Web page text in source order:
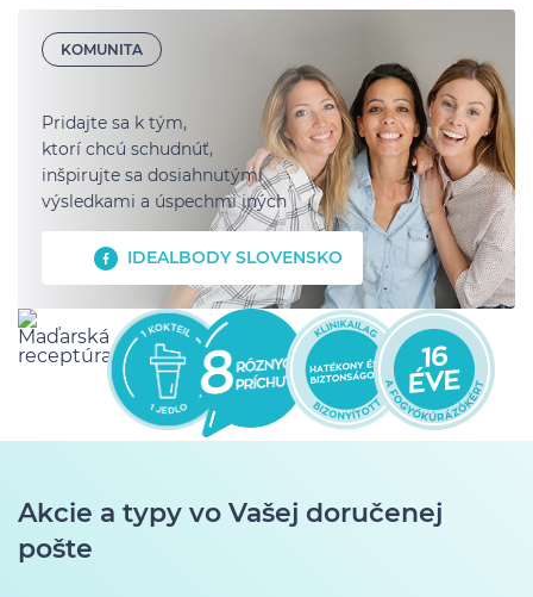
KOMUNITA
Pridajte sa k tým,
ktorí chcú schudnúť,
inšpirujte sa dosiahnutými
výsledkami a úspechmi iných
IDEALBODY SLOVENSKO
Akcie a typy vo Vašej doručenej
pošte